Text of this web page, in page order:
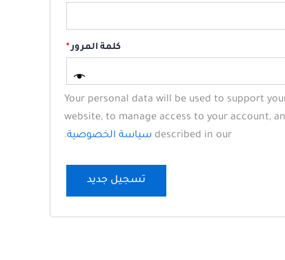
كلمة المرور*
Your personal data will be used to support
website, to manage access to your account,
described in our سياسة الخصوصية.
تسجيل جديد